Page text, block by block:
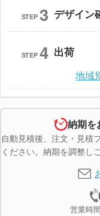
STEP 3 デザイン
STEP 4 出荷
地域
納期を
自動見積後、注文・見積
ください。納期を調整し
営業時